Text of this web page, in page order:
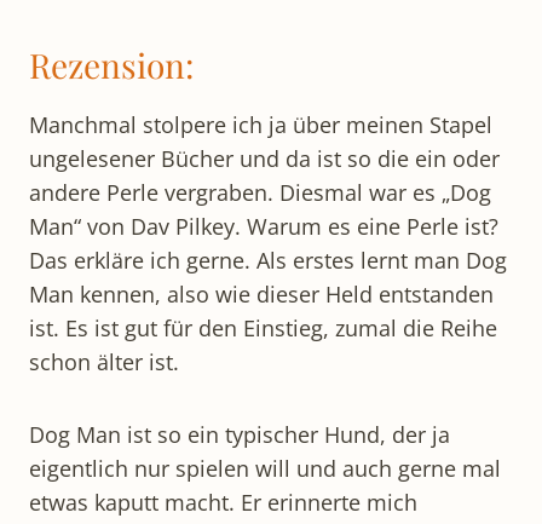
Rezension:
Manchmal stolpere ich ja über meinen Stapel
ungelesener Bücher und da ist so die ein oder
andere Perle vergraben. Diesmal war es „Dog
Man“ von Dav Pilkey. Warum es eine Perle ist?
Das erkläre ich gerne. Als erstes lernt man Dog
Man kennen, also wie dieser Held entstanden
ist. Es ist gut für den Einstieg, zumal die Reihe
schon älter ist.
Dog Man ist so ein typischer Hund, der ja
eigentlich nur spielen will und auch gerne mal
etwas kaputt macht. Er erinnerte mich